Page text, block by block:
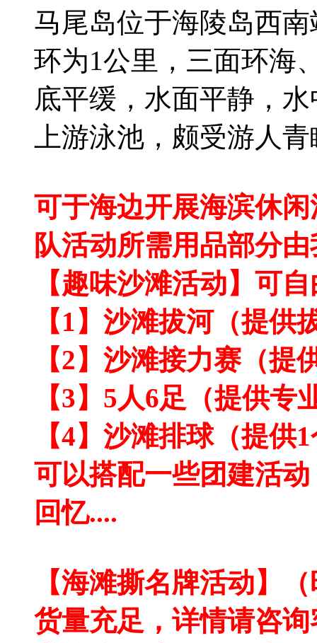
马尾岛位于海陵岛西
环为1公里，三面环海
底平缓，水面平静，
上游泳池，颇受游人
可于海边开展海滨休
队活动所需用品部分
【趣味沙滩活动】可
【1】沙滩拔河（提供
【2】沙滩接力赛（提
【3】5人6足（提供专
【4】沙滩排球（提供
可以搭配一些团建活
回忆....
【海滩撕名牌活动】
货量充足，详情请咨